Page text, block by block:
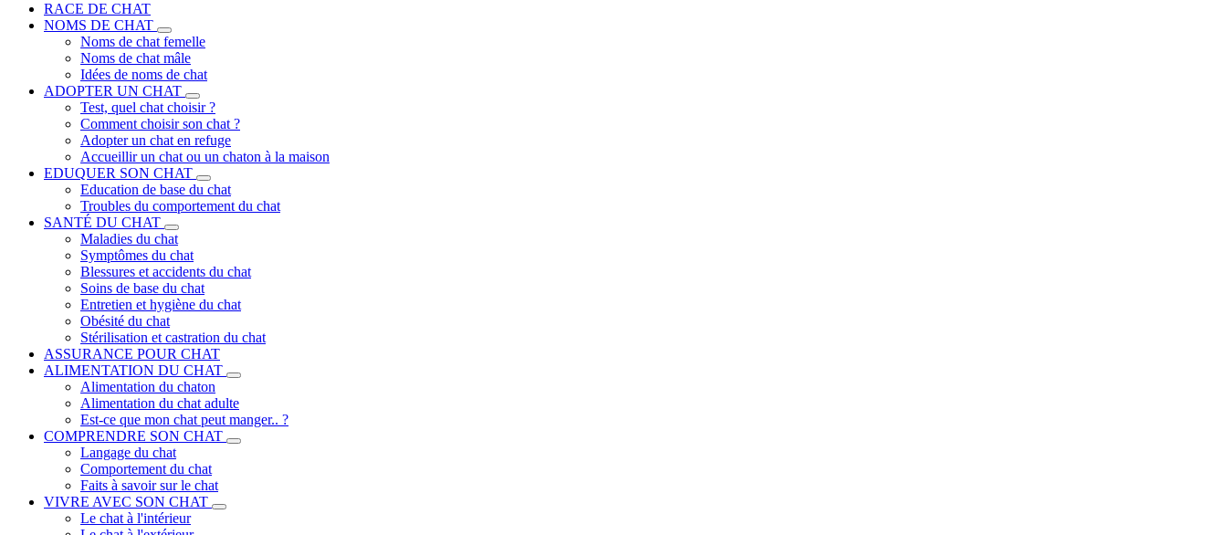
RACE DE CHAT
NOMS DE CHAT
Noms de chat femelle
Noms de chat mâle
Idées de noms de chat
ADOPTER UN CHAT
Test, quel chat choisir ?
Comment choisir son chat ?
Adopter un chat en refuge
Accueillir un chat ou un chaton à la maison
EDUQUER SON CHAT
Education de base du chat
Troubles du comportement du chat
SANTÉ DU CHAT
Maladies du chat
Symptômes du chat
Blessures et accidents du chat
Soins de base du chat
Entretien et hygiène du chat
Obésité du chat
Stérilisation et castration du chat
ASSURANCE POUR CHAT
ALIMENTATION DU CHAT
Alimentation du chaton
Alimentation du chat adulte
Est-ce que mon chat peut manger.. ?
COMPRENDRE SON CHAT
Langage du chat
Comportement du chat
Faits à savoir sur le chat
VIVRE AVEC SON CHAT
Le chat à l'intérieur